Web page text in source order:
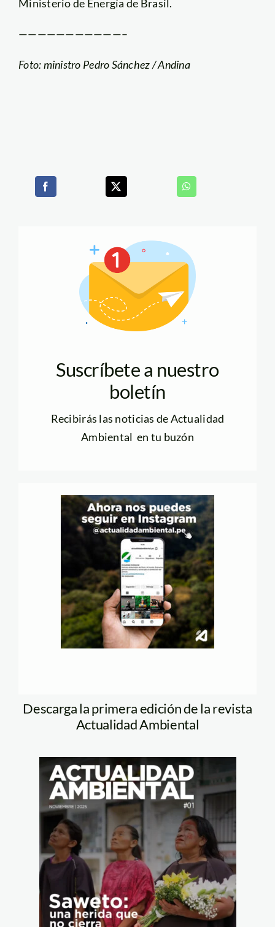
Ministerio de Energía de Brasil.
———————————–
Foto: ministro Pedro Sánchez / Andina
Suscríbete a nuestro
boletín
Recibirás las noticias de Actualidad
Ambiental en tu buzón
Descarga la primera edición de la revista
Actualidad Ambiental